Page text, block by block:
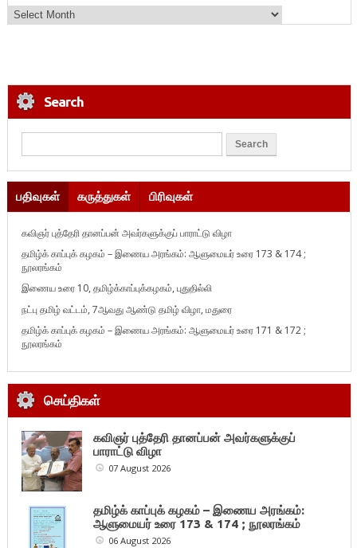
Search
பதிவுகள் கருத்துகள் பிரிவுகள்
கவிஞர் புத்தேரி தானப்பன் அவர்களுக்குப் பாராட்டு விழா
தமிழ்க் காப்புக் கழகம் – இணைய அரங்கம்: ஆளுமையர் உரை 173 & 174 ;
நூலரங்கம்
இணைய உரை 10, தமிழ்க்காப்புக்கழகம், புதுதில்லி
நட்பு தமிழ் வட்டம், 7ஆவது ஆண்டு தமிழ் விழா, மதுரை
தமிழ்க் காப்புக் கழகம் – இணைய அரங்கம்: ஆளுமையர் உரை 171 & 172 ;
நூலரங்கம்
செய்திகள்
கவிஞர் புத்தேரி தானப்பன் அவர்களுக்குப்
பாராட்டு விழா
07 August 2026
தமிழ்க் காப்புக் கழகம் – இணைய அரங்கம்:
ஆளுமையர் உரை 173 & 174 ; நூலரங்கம்
06 August 2026